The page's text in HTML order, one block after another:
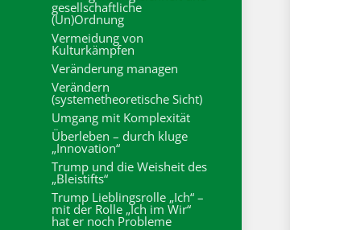
gesellschaftliche
(Un)Ordnung
Vermeidung von
Kulturkämpfen
Veränderung managen
Verändern
(systemetheoretische Sicht)
Umgang mit Komplexität
Überleben – durch kluge
„Innovation“
Trump und die Weisheit des
„Bleistifts“
Trump Lieblingsrolle „Ich“ –
mit der Rolle „Ich im Wir“
hat er noch Probleme